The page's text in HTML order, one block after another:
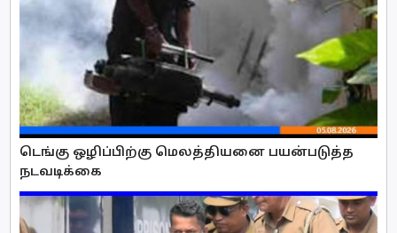
டெங்கு ஒழிப்பிற்கு மெலத்தியனை பயன்படுத்த
நடவடிக்கை